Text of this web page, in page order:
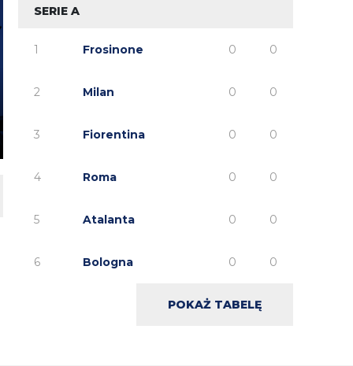
SERIE A
1 Frosinone 0 0
2 Milan 0 0
3 Fiorentina 0 0
4 Roma 0 0
5 Atalanta 0 0
6 Bologna 0 0
POKAŻ TABELĘ